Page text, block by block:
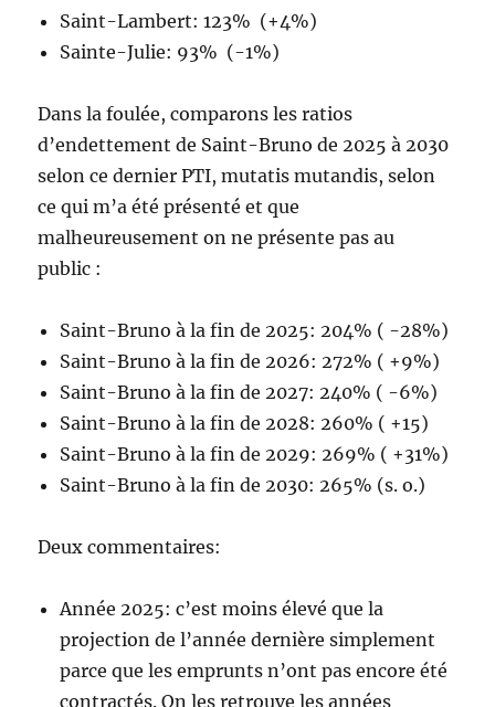
Saint-Lambert: 123% (+4%)
Sainte-Julie: 93% (-1%)
Dans la foulée, comparons les ratios
d’endettement de Saint-Bruno de 2025 à 2030
selon ce dernier PTI, mutatis mutandis, selon
ce qui m’a été présenté et que
malheureusement on ne présente pas au
public :
Saint-Bruno à la fin de 2025: 204% ( -28%)
Saint-Bruno à la fin de 2026: 272% ( +9%)
Saint-Bruno à la fin de 2027: 240% ( -6%)
Saint-Bruno à la fin de 2028: 260% ( +15)
Saint-Bruno à la fin de 2029: 269% ( +31%)
Saint-Bruno à la fin de 2030: 265% (s. o.)
Deux commentaires:
Année 2025: c’est moins élevé que la
projection de l’année dernière simplement
parce que les emprunts n’ont pas encore été
contractés. On les retrouve les années